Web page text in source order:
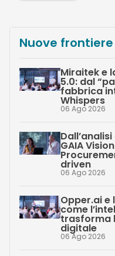
Nuove frontiere
Miraitek e
5.0: dal
fabbrica
Whispers
06 Ago 2026
GAIA
driven
06 Ago 2026
Opper.ai e
come
trasforma
digitale
06 Ago 2026